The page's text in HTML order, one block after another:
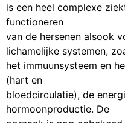
is een heel complexe
functioneren
van de hersenen alsook
lichamelijke systemen,
het immuunsysteem en
(hart en
bloedcirculatie), de
hormoonproductie. De